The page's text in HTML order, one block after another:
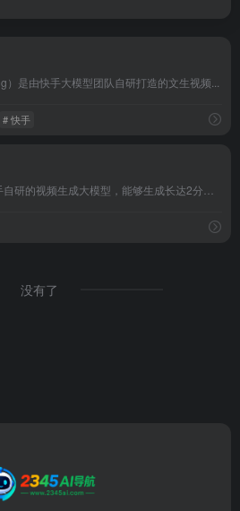
是由快手大模型团队自研打造的文生视频...
# 快手
没有了